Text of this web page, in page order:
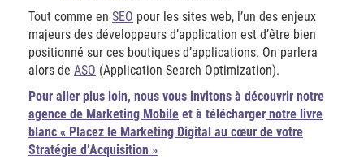
Tout comme en SEO pour les sites web, l’un des enjeux
majeurs des développeurs d’application est d’être bien
positionné sur ces boutiques d’applications. On parlera
alors de ASO (Application Search Optimization).
Pour aller plus loin, nous vous invitons à découvrir notre
agence de Marketing Mobile et à télécharger notre livre
blanc « Placez le Marketing Digital au cœur de votre
Stratégie d’Acquisition »